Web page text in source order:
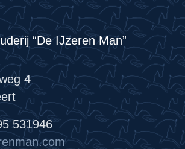
“De IJzeren Man”
4
531946